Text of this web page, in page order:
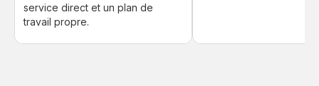
service direct et un plan de
travail propre.